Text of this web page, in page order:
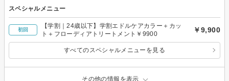
スペシャルメニュー
初回
【学割｜24歳以下】学割エドルケアカラー＋カッ
ト＋フローディアトリートメント￥9900
￥9,900
すべてのスペシャルメニューを見る
その他の情報を表示